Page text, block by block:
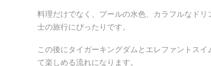
料理だけでなく、プールの水色、カラフルなド
士の旅行にぴったりです。
この後にタイガーキングダムとエレファントス
て楽しめる流れになります。